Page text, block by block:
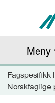
hovedinnhold
Meny
Fagspesifikk
Norskfaglige